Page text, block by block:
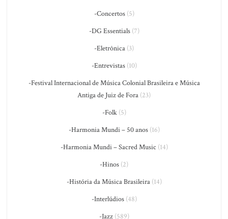
-Concertos(5)
-DG Essentials(7)
-Eletrônica (3)
-Entrevistas(10)
-Festival Internacional de Música Colonial Brasileira e Música
Antiga de Juiz de Fora (23)
-Folk(5)
-Harmonia Mundi – 50 anos(16)
-Harmonia Mundi – Sacred Music (14)
-Hinos (2)
-História da Música Brasileira(14)
-Interlúdios(48)
-Jazz(589)